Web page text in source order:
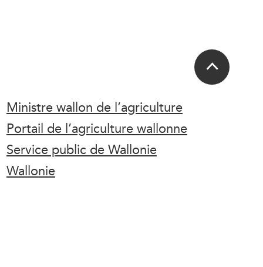
Ministre wallon de l’agriculture
Portail de l’agriculture wallonne
Service public de Wallonie
Wallonie